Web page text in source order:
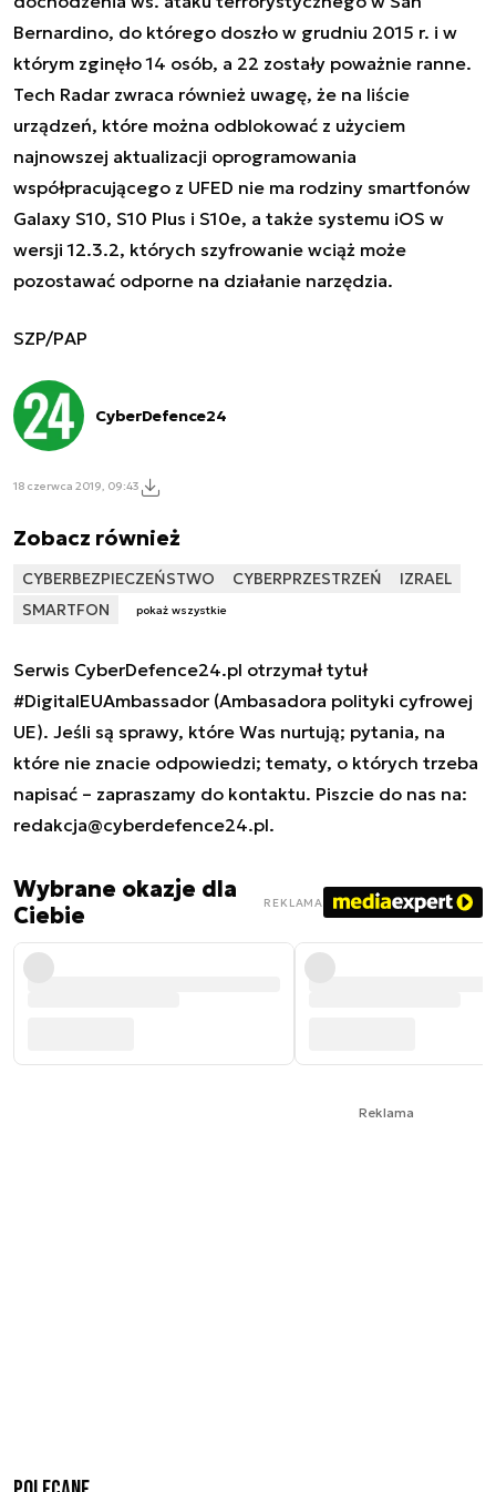
Bernardino, do którego doszło w grudniu 2015 r. i w
którym zginęło 14 osób, a 22 zostały poważnie ranne.
Tech Radar zwraca również uwagę, że na liście
urządzeń, które można odblokować z użyciem
najnowszej aktualizacji oprogramowania
współpracującego z UFED nie ma rodziny smartfonów
Galaxy S10, S10 Plus i S10e, a także systemu iOS w
wersji 12.3.2, których szyfrowanie wciąż może
pozostawać odporne na działanie narzędzia.
SZP/PAP
CyberDefence24
18 czerwca 2019, 09:43
Zobacz również
CYBERBEZPIECZEŃSTWO CYBERPRZESTRZEŃ
IZRAEL
SMARTFON
pokaż wszystkie
Serwis CyberDefence24.pl otrzymał tytuł
#DigitalEUAmbassador (Ambasadora polityki cyfrowej
UE). Jeśli są sprawy, które Was nurtują; pytania, na
które nie znacie odpowiedzi; tematy, o których trzeba
napisać – zapraszamy do kontaktu. Piszcie do nas na:
redakcja@cyberdefence24.pl.
Wybrane okazje dla
Ciebie
REKLAMA
Reklama